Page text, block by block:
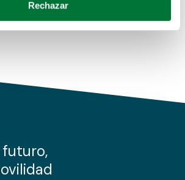
sobre cómo se procesan sus
uso que haga del sitio web con
de redes sociales, publicidad y análisis
Rechazar